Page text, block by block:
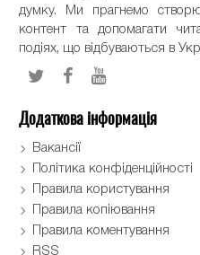
думку. Ми прагнемо
контент та допомагати
подіях, що відбуваються в
Додаткова інформація
Вакансії
Політика конфіденційності
Правила користування
Правила копіювання
Правила коментування
RSS